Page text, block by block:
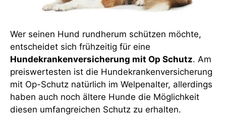
Wer seinen Hund rundherum schützen möchte,
entscheidet sich frühzeitig für eine
Hundekrankenversicherung mit Op Schutz. Am
preiswertesten ist die Hundekrankenversicherung
mit Op-Schutz natürlich im Welpenalter, allerdings
haben auch noch ältere Hunde die Möglichkeit
diesen umfangreichen Schutz zu erhalten.